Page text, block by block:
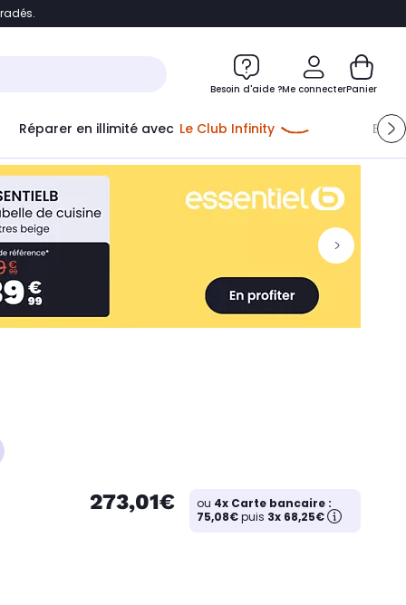
Besoin d'aide ?Me connecterPanier
Réparer en illimité avec Le Club Infinity
273,01€ ou 4x Carte bancaire :
75,08€puis 3x 68,25€